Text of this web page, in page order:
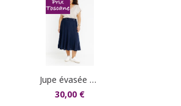
dans votre compte client (rubrique "Mes
commandes/détails").
jupe évasée crochet ceinture
30,00 €